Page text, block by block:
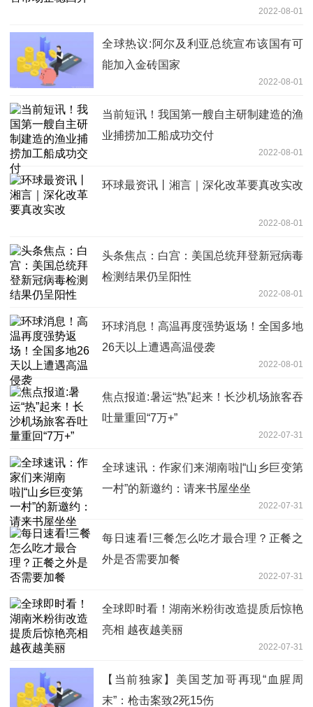
2022-08-01
全球热议:阿尔及利亚总统宣布该国有可
能加入金砖国家
2022-08-01
当前短讯！我国第一艘自主研制建造的渔
业捕捞加工船成功交付
2022-08-01
环球最资讯丨湘言｜深化改革要真改实改
2022-08-01
头条焦点：白宫：美国总统拜登新冠病毒
检测结果仍呈阳性
2022-08-01
环球消息！高温再度强势返场！全国多地
26天以上遭遇高温侵袭
2022-08-01
焦点报道:暑运“热”起来！长沙机场旅客吞
吐量重回“7万+”
2022-07-31
全球速讯：作家们来湖南啦|“山乡巨变第
一村”的新邀约：请来书屋坐坐
2022-07-31
每日速看!三餐怎么吃才最合理？正餐之
外是否需要加餐
2022-07-31
全球即时看！湖南米粉街改造提质后惊艳
亮相 越夜越美丽
2022-07-31
【当前独家】美国芝加哥再现“血腥周
末”：枪击案致2死15伤